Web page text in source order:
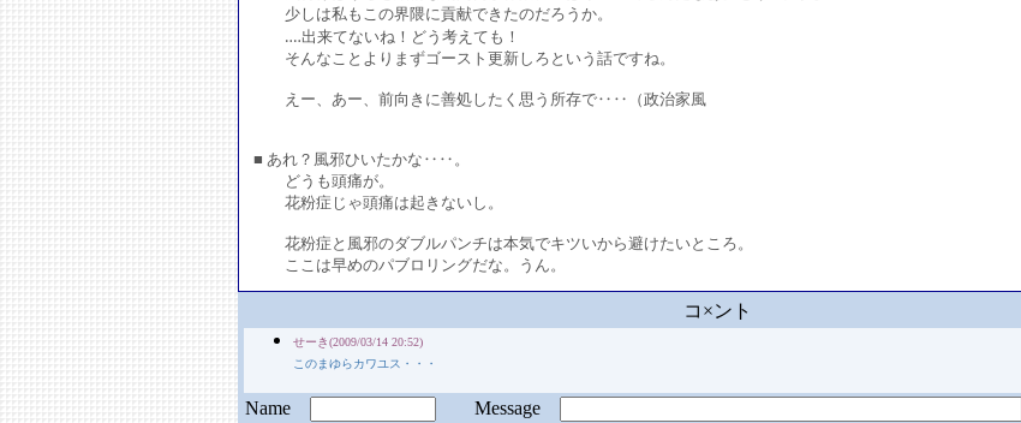
少しは私もこの界隈に貢献できたのだろうか。
‥‥出来てないね！どう考えても！
そんなことよりまずゴースト更新しろという話ですね。
えー、あー、前向きに善処したく思う所存で‥‥（政治家風
■ あれ？風邪ひいたかな‥‥。
どうも頭痛が。
花粉症じゃ頭痛は起きないし。
花粉症と風邪のダブルパンチは本気でキツいから避けたいところ。
ここは早めのパブロリングだな。うん。
コ×ント
せーき(2009/03/14 20:52)
このまゆらカワユス・・・
Name Message